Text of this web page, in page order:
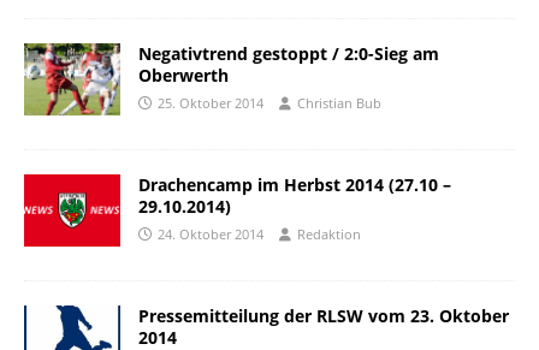
Negativtrend gestoppt / 2:0-Sieg am
Oberwerth
25. Oktober 2014 Christian Bub
Drachencamp im Herbst 2014 (27.10 –
29.10.2014)
24. Oktober 2014 Redaktion
Pressemitteilung der RLSW vom 23. Oktober
2014